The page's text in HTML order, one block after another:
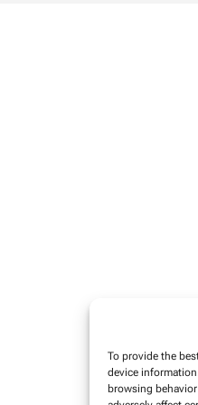
To provide the
device
browsing